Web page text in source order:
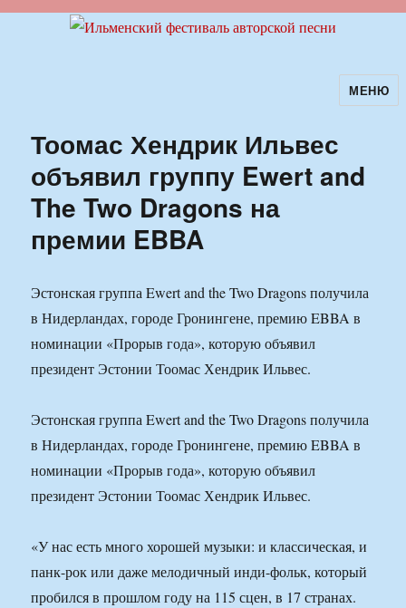
Ильменский фестиваль авторскойМЕНЮ
Тоомас Хендрик Ильвес
объявил группу Ewert and
The Two Dragons на
премии EBBA
Эстонская группа Ewert and the Two Dragons получила
в Нидерландах, городе Гронингене, премию EBBA в
номинации «Прорыв года», которую объявил
президент Эстонии Тоомас Хендрик Ильвес.
Эстонская группа Ewert and the Two Dragons получила
в Нидерландах, городе Гронингене, премию EBBA в
номинации «Прорыв года», которую объявил
президент Эстонии Тоомас Хендрик Ильвес.
«У нас есть много хорошей музыки: и классическая, и
панк-рок или даже мелодичный инди-фольк, который
пробился в прошлом году на 115 сцен, в 17 странах.